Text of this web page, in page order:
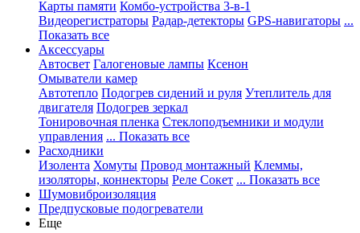
Карты памяти Комбо-устройства 3-в-1
Видеорегистраторы Радар-детекторы GPS-навигаторы ...
Показать все
Аксессуары
Автосвет Галогеновые лампы Ксенон
Омыватели камер
Автотепло Подогрев сидений и руля Утеплитель для
двигателя Подогрев зеркал
Тонировочная пленка Стеклоподъемники и модули
управления ... Показать все
Расходники
Изолента Хомуты Провод монтажный Клеммы,
изоляторы, коннекторы Реле Сокет ... Показать все
Шумовиброизоляция
Предпусковые подогреватели
Еще